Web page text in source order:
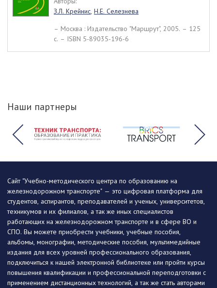
З.Л. Крейнис, Н.Е. Селезнева
– Москва : Издательство "Маршрут", 2005. – 125
c. – ISBN 5-89035-196-6
Наши партнеры
Сайт "Учебно-методического центра по образованию на
железнодорожном транспорте" — это цифровая платформа для
студентов, аспирантов, преподавателей и ученых, университетов,
техникумов и их филиалов, а так же иных специалистов
работающих на железнодорожном транспорте и в сфере ВО и
СПО. Вы можете приобрести учебники, учебные пособия,
альбомы, монографии, методические пособия, мультимедийные
издания для всех уровней профессионального образования,
подключиться к нашей электронной библиотеке или пройти курсы
повышения квалификации и профессиональной переподготовки с
применением дистанционных технологий, а так же стать авторами